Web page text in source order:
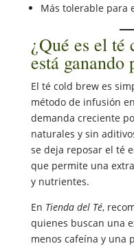
Más tolerable para
¿Qué es el
está ganando
El té cold brew es
método de infusión
demanda creciente
naturales y sin
se deja reposar el té
que permite una
y nutrientes.
En Tienda del Té,
quienes buscan una
menos cafeína y una